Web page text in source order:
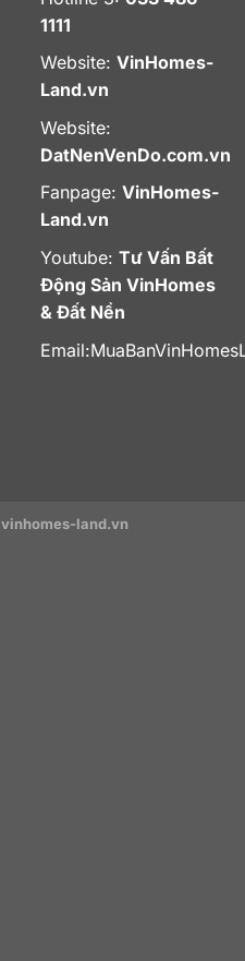
1111
Website: VinHomes-
Land.vn
Website:
DatNenVenDo.com.vn
Fanpage: VinHomes-
Land.vn
Youtube: Tư Vấn Bất
Động Sản VinHomes
& Đất Nền
Email:
vinhomes-land.vn